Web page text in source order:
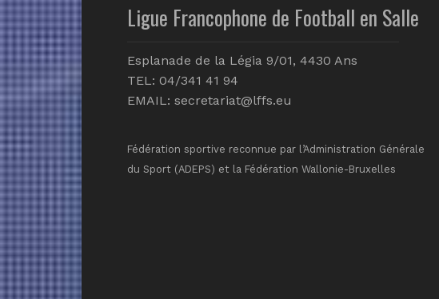
Ligue Francophone de Football en Salle
Esplanade de la Légia 9/01, 4430 Ans
TEL: 04/341 41 94
EMAIL: secretariat@lffs.eu
Fédération sportive reconnue par l’Administration Générale
du Sport (ADEPS) et la Fédération Wallonie-Bruxelles